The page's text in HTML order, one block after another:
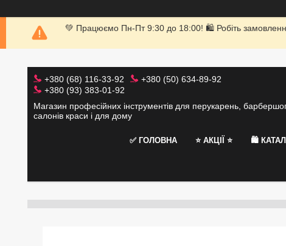
💚 Працюємо Пн-Пт 9:30 до 18:00! 🛍 Робіть
+380 (68) 116-33-92
+380 (50) 634-89-92
+380 (93) 383-01-92
Магазин професійних інструментів для перукарень,
салонів краси і для дому
✅ ГОЛОВНА ⭐️ АКЦІЇ ⭐️ 🛍